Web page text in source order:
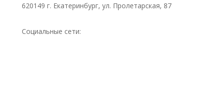
620149 г. Екатеринбург, ул. Пролетарская, 87
Социальные сети: